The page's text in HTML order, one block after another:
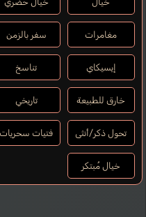
مغامرات سفر بالزمن
إيسيكاي تناسخ
خارق للطبيعة تاريخي
تحول ذكر/أنثى فتيات سحريات
خيال مُبتكر